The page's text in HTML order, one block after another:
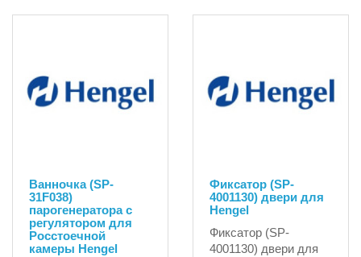
Ванночка (SP-
31F038)
парогенератора с
регулятором для
Росстоечной
камеры Hengel
Фиксатор (SP-
4001130) двери для
Hengel
Фиксатор (SP-
4001130) двери для